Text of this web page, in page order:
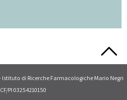
Istituto di Ricerche Farmacologiche Mario Negri
CF/PI 03254210150